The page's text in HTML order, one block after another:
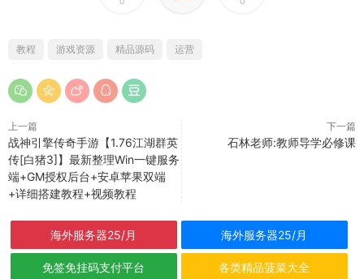
教程 游戏资源 精品源码 运营
上一篇
战神引擎传奇手游【1.76江湖群英
传[白猪3]】最新整理Win一键服务
端+GM授权后台+安卓苹果双端
+详细搭建教程+视频教程
下一篇
石林老师:教师导学必修课
海外服务器25/月 海外服务器25/月
免签免挂码支付平台 各类精品菠菜大全